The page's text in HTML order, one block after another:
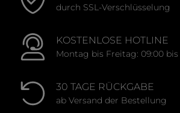
durch SSL-Verschlüsselung
KOSTENLOSE HOTLINE
Montag bis Freitag: 09:00 bis
30 TAGE RÜCKGABE
ab Versand der Bestellung